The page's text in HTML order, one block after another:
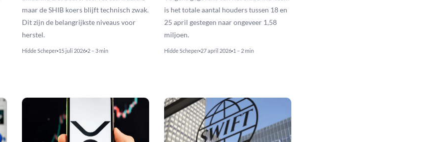
maar de SHIB koers blijft technisch zwak.
Dit zijn de belangrijkste niveaus voor
herstel.
Hidde Scheper 15 juli 2026 2 – 3 min
is het totale aantal houders tussen 18 en
25 april gestegen naar ongeveer 1,58
miljoen.
Hidde Scheper 27 april 2026 1 – 2 min